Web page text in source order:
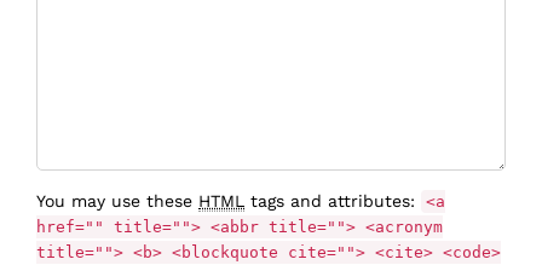
You may use these HTML tags and attributes:
<a
href="" title=""> <abbr title=""> <acronym
title=""> <b> <blockquote cite=""> <cite> <code>